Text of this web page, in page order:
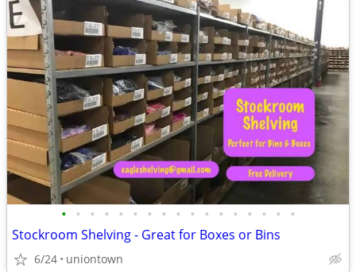
• • • • • • • • • • • • • • • • •
Stockroom Shelving - Great for Boxes or Bins
6/24 uniontown